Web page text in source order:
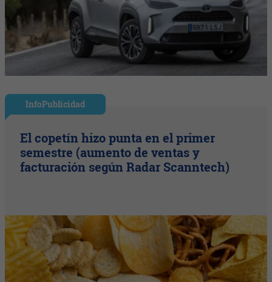
InfoPublicidad
El copetín hizo punta en el primer
semestre (aumento de ventas y
facturación según Radar Scanntech)